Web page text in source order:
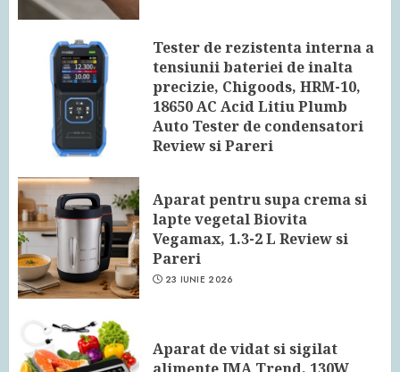
Tester de rezistenta interna a
tensiunii bateriei de inalta
precizie, Chigoods, HRM-10,
18650 AC Acid Litiu Plumb
Auto Tester de condensatori
Review si Pareri
Aparat pentru supa crema si
lapte vegetal Biovita
Vegamax, 1.3-2 L Review si
Pareri
23 IUNIE 2026
Aparat de vidat si sigilat
alimente IMA Trend, 130W